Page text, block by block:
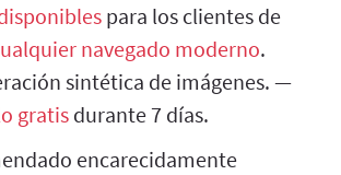
para los clientes de
navegado moderno.
sintética de imágenes. —
gratisdurante 7 días.
encarecidamente